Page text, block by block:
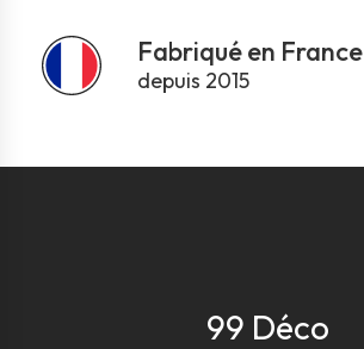
Fabriqué en France
depuis 2015
99 Déco